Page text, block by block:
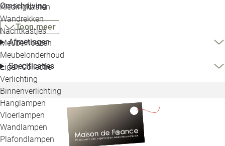
Kledingkasten
Wandrekken
Nachtkastjes
Meubelhoezen
Meubelonderhoud
Eigen Collectie
Verlichting
Binnenverlichting
Hanglampen
Vloerlampen
Wandlampen
Plafondlampen
Omschrijving
Toon meer
Afmetingen
Specificaties